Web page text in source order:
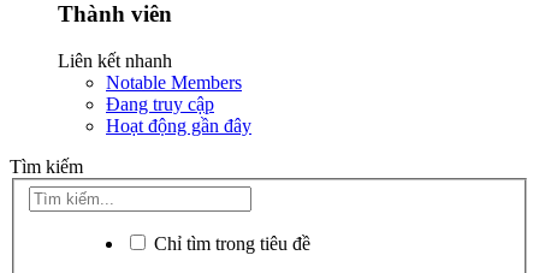
Thành viên
Liên kết nhanh
Notable Members
Đang truy cập
Hoạt động gần đây
Tìm kiếm
Chỉ tìm trong tiêu đề